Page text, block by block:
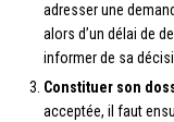
adresser une
alors d’un délai de
informer de sa
Constituer son
acceptée, il faut